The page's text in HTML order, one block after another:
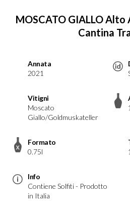
MOSCATO GIALLO Alto
Cantina
Annata
2021
Vitigni
Moscato
Giallo/Goldmuskateller
Formato
0.75l
Info
Contiene Solfiti - Prodotto
in Italia